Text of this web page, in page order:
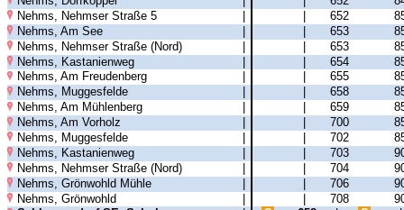
Nehms, Nehmser Straße 5
652
Nehms, Am See
653
Nehms, Nehmser Straße (Nord)
| | 653
Nehms, Kastanienweg
| | 654
Nehms, Am Freudenberg
655
Nehms, Muggesfelde
658
Nehms, Am Mühlenberg
659
Nehms, Am Vorholz
700
Nehms, Muggesfelde
702
Nehms, Kastanienweg
703
Nehms, Nehmser Straße (Nord)
704
Nehms, Grönwohld Mühle
| | 706
Nehms, Grönwohld
| | 708